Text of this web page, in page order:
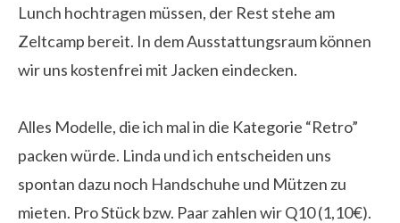
Lunch hochtragen müssen, der Rest stehe am
Zeltcamp bereit. In dem Ausstattungsraum können
wir uns kostenfrei mit Jacken eindecken.
Alles Modelle, die ich mal in die Kategorie “Retro”
packen würde. Linda und ich entscheiden uns
spontan dazu noch Handschuhe und Mützen zu
mieten. Pro Stück bzw. Paar zahlen wir Q10 (1,10€).